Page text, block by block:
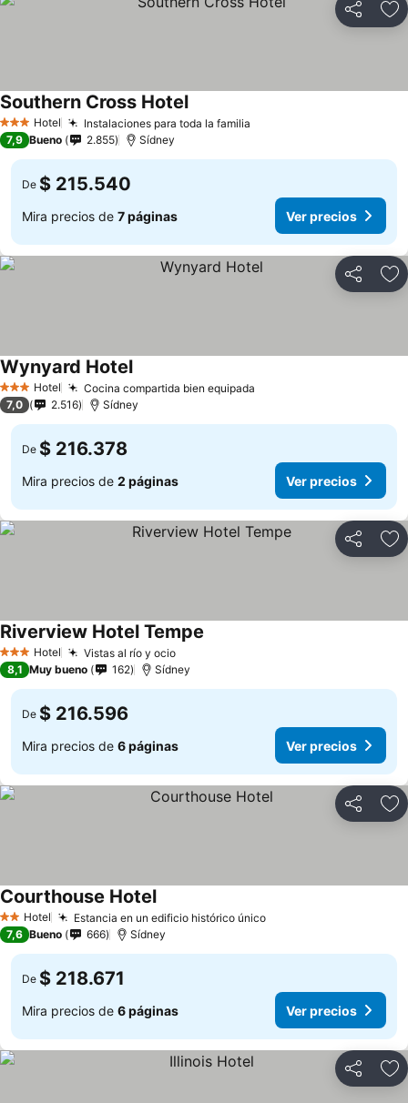
Compartir
3 Estrellas
Hotel Instalaciones para toda la familia
Southern Cross HotelVer precios
7,9 Bueno 2.855 Sídney
De $ 215.540
Mira precios de 7 páginas Ver precios
Compartir
3 Estrellas
Hotel Cocina compartida bien equipada
Wynyard HotelVer precios
7,0 2.516 Sídney
De $ 216.378
Mira precios de 2 páginas Ver precios
Compartir
3 Estrellas
Hotel Vistas al río y ocioVer precios
Riverview Hotel Tempe
8,1 Muy bueno 162 Sídney
De $ 216.596
Mira precios de 6 páginas Ver precios
Compartir
2 Estrellas
Hotel Estancia en un edificio histórico únicoVer precios
Courthouse HotelVer precios
7,6 Bueno 666 Sídney
De $ 218.671
Mira precios de 6 páginas Ver precios
Compartir